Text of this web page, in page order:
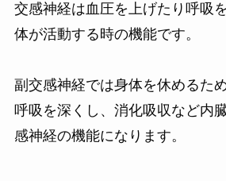
交感神経は血圧を上げたり呼吸
体が活動する時の機能です。
副交感神経では身体を休めるた
呼吸を深くし、消化吸収など内
感神経の機能になります。